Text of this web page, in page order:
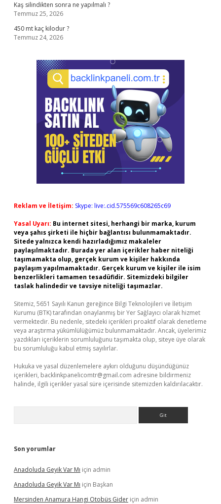
Kaş silindikten sonra ne yapılmalı ?
Temmuz 25, 2026
450 mt kaç kilodur ?
Temmuz 24, 2026
Reklam ve İletişim: Skype: live:.cid.575569c608265c69
Yasal Uyarı: Bu internet sitesi, herhangi bir marka, kurum
veya şahıs şirketi ile hiçbir bağlantısı bulunmamaktadır.
Sitede yalnızca kendi hazırladığımız makaleler
paylaşılmaktadır. Burada yer alan içerikler haber niteliği
taşımamakta olup, gerçek kurum ve kişiler hakkında
paylaşım yapılmamaktadır. Gerçek kurum ve kişiler ile isim
benzerlikleri tamamen tesadüfidir. Sitemizdeki bilgiler
taslak halindedir ve tavsiye niteliği taşımazlar.
Sitemiz, 5651 Sayılı Kanun gereğince Bilgi Teknolojileri ve İletişim
Kurumu (BTK) tarafından onaylanmış bir Yer Sağlayıcı olarak hizmet
vermektedir. Bu nedenle, sitedeki içerikleri proaktif olarak denetleme
veya araştırma yükümlülüğümüz bulunmamaktadır. Ancak, üyelerimiz
yazdıkları içeriklerin sorumluluğunu taşımakta olup, siteye üye olarak
bu sorumluluğu kabul etmiş sayılırlar.
Hukuka ve yasal düzenlemelere aykırı olduğunu düşündüğünüz
içerikleri, backlinkpanelicomtr@gmail.com adresine bildirmeniz
halinde, ilgili içerikler yasal süre içerisinde sitemizden kaldırılacaktır.
Son yorumlar
Anadoluda Geyik Var Mı için admin
Anadoluda Geyik Var Mı için Başkan
Mersinden Anamura Hangi Otobüs Gider için admin